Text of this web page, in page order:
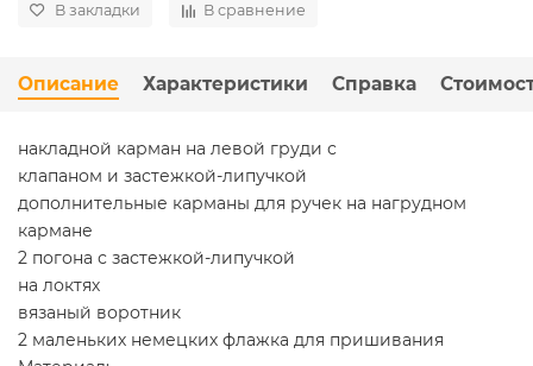
В закладки В сравнение
Описание Характеристики Справка
накладной карман на левой груди с
клапаном и застежкой-липучкой
дополнительные карманы для ручек на нагрудном
кармане
2 погона с застежкой-липучкой
на локтях
вязаный воротник
2 маленьких немецких флажка для пришивания